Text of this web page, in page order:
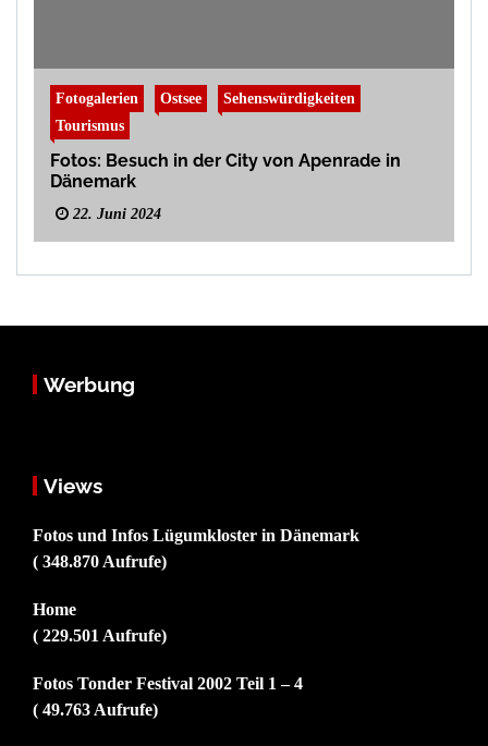
Fotogalerien Ostsee
Sehenswürdigkeiten
Tourismus
Fotos: Besuch in der City von Apenrade in
Dänemark
22. Juni 2024
Werbung
Views
Fotos und Infos Lügumkloster in Dänemark
( 348.870 Aufrufe)
Home
( 229.501 Aufrufe)
Fotos Tonder Festival 2002 Teil 1 – 4
( 49.763 Aufrufe)